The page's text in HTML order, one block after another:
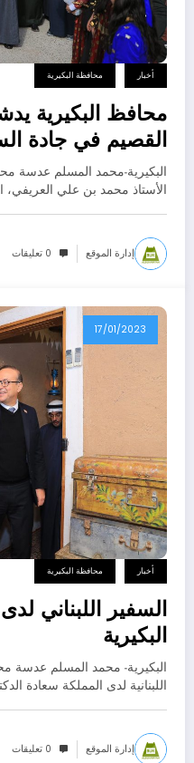
أخبار محافظة البكيرية
محافظ البكيرية
القصيم في جادة
البكيرية-محمد المسلم عدسة
الأستاذ محمد بن علي العريفي،
إدارة الموقع 0 تعليقات
17/01/2023
أخبار محافظة البكيرية
السفير اللبناني
البكيرية
البكيرية- محمد المسلم عدسة
اللبنانية لدى المملكة سعادة
إدارة الموقع 0 تعليقات